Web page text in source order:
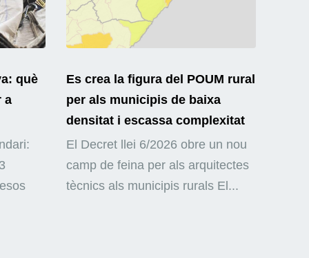
què
a
Es crea la figura del POUM rural
per als municipis de baixa
densitat i escassa complexitat
El Decret llei 6/2026 obre un nou
camp de feina per als arquitectes
tècnics als municipis rurals El...